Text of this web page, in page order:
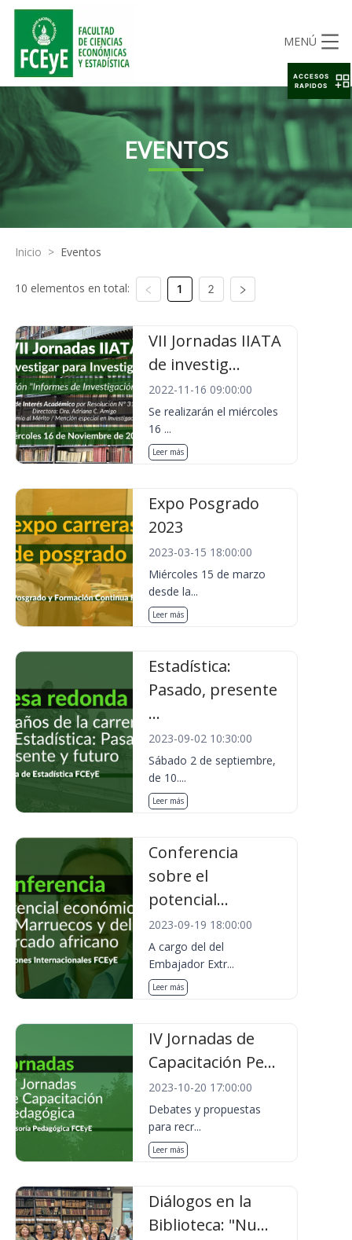
MENÚ
EVENTOS
Inicio > Eventos
10 elementos en total: 1 2
VII Jornadas IIATA
de investig...
2022-11-16 09:00:00
Se realizarán el miércoles
16 ...
Leer más
Expo Posgrado
2023
2023-03-15 18:00:00
Miércoles 15 de marzo
desde la...
Leer más
Estadística:
Pasado, presente
...
2023-09-02 10:30:00
Sábado 2 de septiembre,
de 10....
Leer más
Conferencia
sobre el
potencial...
2023-09-19 18:00:00
A cargo del del
Embajador Extr...
Leer más
IV Jornadas de
Capacitación Pe...
2023-10-20 17:00:00
Debates y propuestas
para recr...
Leer más
Diálogos en la
Biblioteca: "Nu...
ACCESOS
RAPIDOS